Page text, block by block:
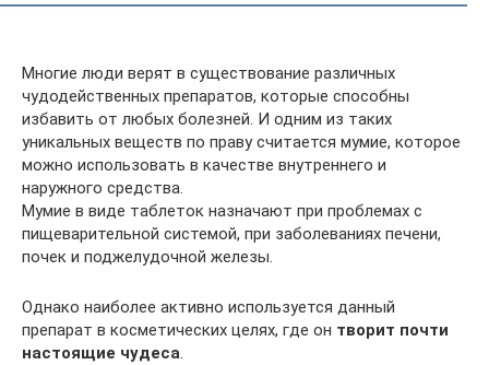
Многие люди верят в существование различных
чудодейственных препаратов, которые способны
избавить от любых болезней. И одним из таких
уникальных веществ по праву считается мумие, которое
можно использовать в качестве внутреннего и
наружного средства.
Мумие в виде таблеток назначают при проблемах с
пищеварительной системой, при заболеваниях печени,
почек и поджелудочной железы.
Однако наиболее активно используется данный
препарат в косметических целях, где он творит почти
настоящие чудеса.